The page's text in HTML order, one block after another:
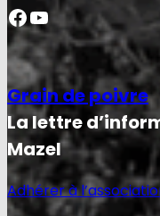
Facebook YouTube
Grain de poivre
La lettre
Mazel
Adhérer à